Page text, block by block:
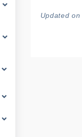
Updated